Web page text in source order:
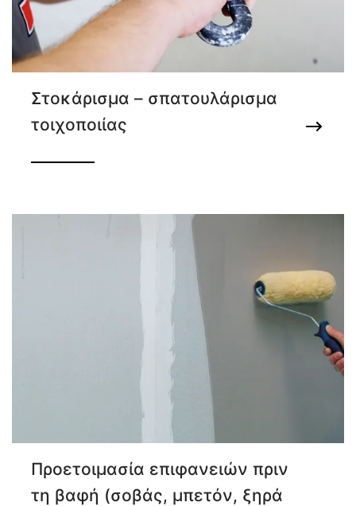
Στοκάρισμα – σπατουλάρισμα
τοιχοποιίας
Προετοιμασία επιφανειών πριν
τη βαφή (σοβάς, μπετόν, ξηρά